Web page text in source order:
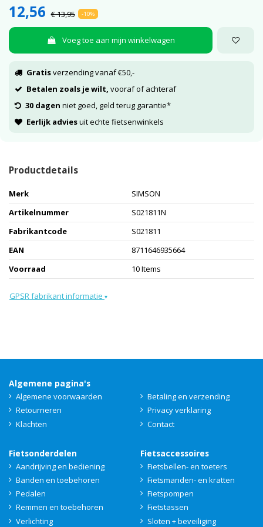
12,56 € 13,95 -10%
Voeg toe aan mijn winkelwagen
Gratisverzending vanaf €50,-
Betalen zoals je wilt, vooraf of achteraf
30 dagen niet goed, geld terug garantie*
Eerlijk adviesuit echte fietsenwinkels
Productdetails
Merk
SIMSON
Artikelnummer
S021811N
Fabrikantcode
S021811
EAN
8711646935664
Voorraad
10 Items
GPSR fabrikant informatie ▾
Algemene pagina's
Algemene voorwaarden
Betaling en verzending
Retourneren
Privacy verklaring
Klachten
Contact
Fietsonderdelen
Aandrijving en bediening
Banden en toebehoren
Pedalen
Remmen en toebehoren
Verlichting
Fietsaccessoires
Fietsbellen- en toeters
Fietsmanden- en kratten
Fietspompen
Fietstassen
Sloten + beveiliging